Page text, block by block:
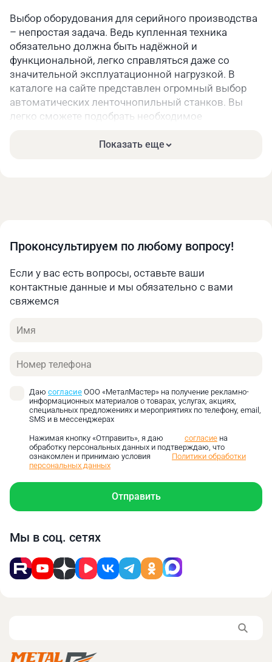
Выбор оборудования для серийного производства
– непростая задача. Ведь купленная техника
обязательно должна быть надёжной и
функциональной, легко справляться даже со
значительной эксплуатационной нагрузкой. В
каталоге на сайте представлен огромный выбор
автоматических ленточнопильный станков. Вы
легко сможете подобрать необходимое
своевременного охлаждения оснастки
предусмотрена система подачи СОЖ. Так вы
можете быть уверены, что пильное полотно
прослужит значительное время. Оснастка не будет
перегреваться, а значит способна справиться с
техники будут частное и заготовительное
промышленное производство. Данное
оборудование способно значительно упростить
выполнения требуемых операций.
следующем:
Показать еще
Проконсультируем по любому вопросу!
Если у вас есть вопросы, оставьте ваши
контактные данные и мы обязательно с вами
свяжемся
Имя
Телефон
Даю согласие ООО «МеталМастер» на получение рекламно-
информационных материалов о товарах, услугах, акциях,
специальных предложениях и мероприятиях по телефону, email,
SMS и в мессенджерах
Нажимая кнопку «Отправить», я даю согласие на
обработку персональных данных и подтверждаю, что
ознакомлен и принимаю условия
Политики обработки
персональных данных
Отправить
Мы в соц. сетях